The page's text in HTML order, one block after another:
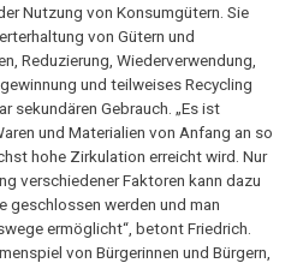
Nutzung von Konsumgütern. Sie
von Gütern und
Reduzierung, Wiederverwendung,
und teilweises Recycling
sekundären Gebrauch. „Es ist
und Materialien von Anfang an so
hohe Zirkulation erreicht wird. Nur
verschiedener Faktoren kann dazu
geschlossen werden und man
ermöglicht“, betont Friedrich.
von Bürgerinnen und Bürgern,